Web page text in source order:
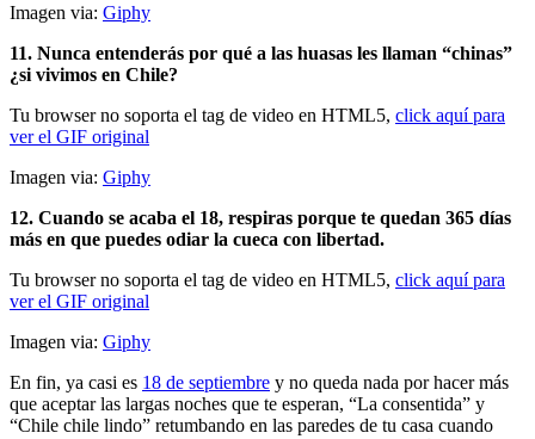
Imagen via: Giphy
11. Nunca entenderás por qué a las huasas les llaman “chinas”
¿si vivimos en Chile?
Tu browser no soporta el tag de video en HTML5, click aquí para
ver el GIF original
Imagen via: Giphy
12. Cuando se acaba el 18, respiras porque te quedan 365 días
más en que puedes odiar la cueca con libertad.
Tu browser no soporta el tag de video en HTML5, click aquí para
ver el GIF original
Imagen via: Giphy
En fin, ya casi es 18 de septiembre y no queda nada por hacer más
que aceptar las largas noches que te esperan, “La consentida” y
“Chile chile lindo” retumbando en las paredes de tu casa cuando